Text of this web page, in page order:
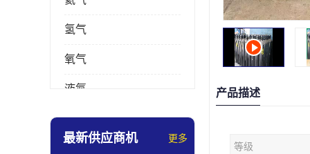
氢气
氧气
液氮
乙炔
最新供应商机 更多
产品描述
等级